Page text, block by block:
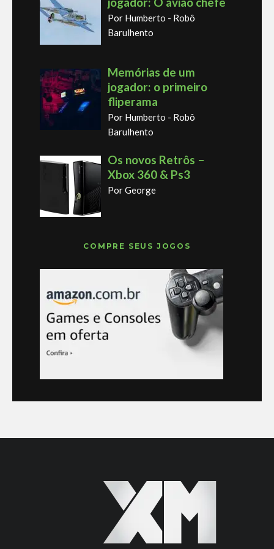
Por Humberto - Robô
Barulhento
Memórias de um
jogador: o primeiro
fliperama
Por Humberto - Robô
Barulhento
Os novos Retrôs –
Xbox 360 & Ps3
Por George
COMPRE SEUS JOGOS